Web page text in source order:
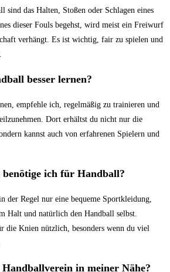
⁢sind das Halten, Stoßen oder‍ Schlagen eines
dieser Fouls begehst, wird meist ein Freiwurf
verhängt. ‌Es ist wichtig, fair zu spielen und
besser lernen?
empfehle ich, regelmäßig zu trainieren und
Dort erhältst du nicht nur die
kannst auch ‌von erfahrenen Spielern und
benötige ich für Handball?
der Regel nur eine bequeme Sportkleidung,‍
Halt und natürlich⁢ den Handball selbst.
die Knien nützlich, besonders ​wenn‌ du ​viel
in meiner Nähe?